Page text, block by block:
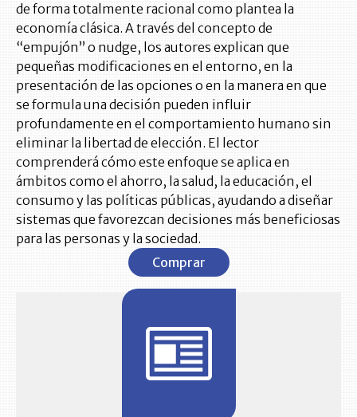
de forma totalmente racional como plantea la
economía clásica. A través del concepto de
“empujón” o nudge, los autores explican que
pequeñas modificaciones en el entorno, en la
presentación de las opciones o en la manera en que
se formula una decisión pueden influir
profundamente en el comportamiento humano sin
eliminar la libertad de elección. El lector
comprenderá cómo este enfoque se aplica en
ámbitos como el ahorro, la salud, la educación, el
consumo y las políticas públicas, ayudando a diseñar
sistemas que favorezcan decisiones más beneficiosas
para las personas y la sociedad.
Comprar